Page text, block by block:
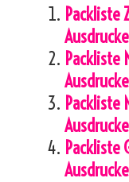
Packliste
Packliste
Packliste
Packliste